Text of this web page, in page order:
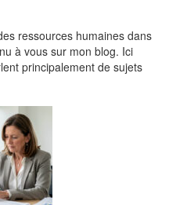
ressources humaines dans
à vous sur mon blog. Ici
principalement de sujets